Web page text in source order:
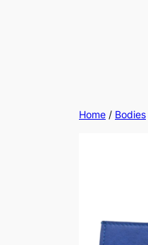
Home / Bodies